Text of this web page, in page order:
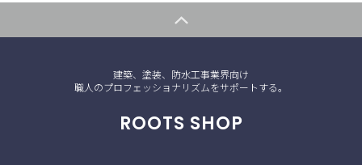
建築、塗装、防水工事業界向け
職人のプロフェッショナリズムをサポートする。
ROOTS SHOP